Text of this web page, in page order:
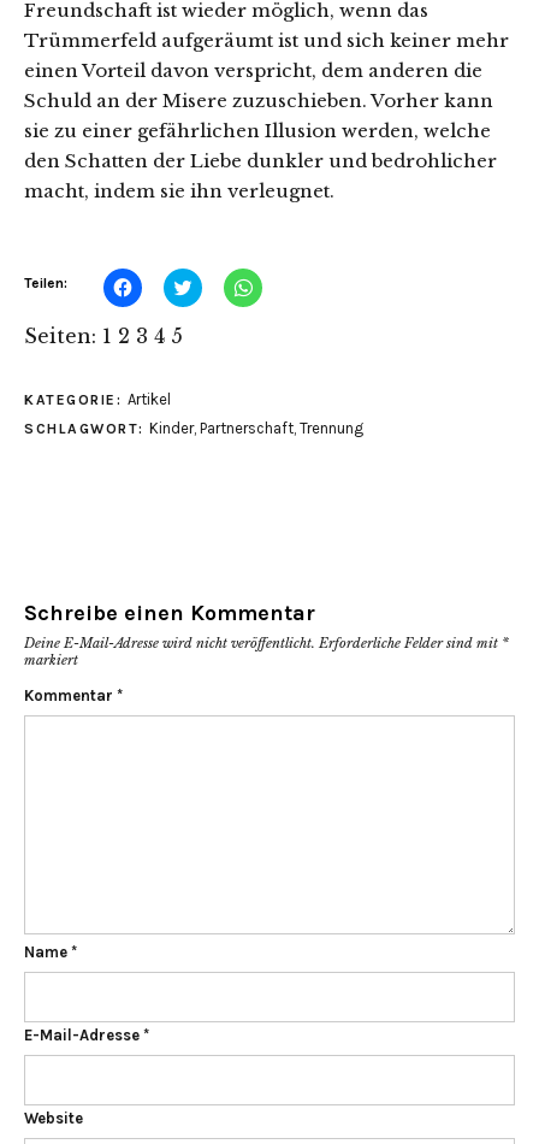
Freundschaft ist wieder möglich, wenn das
Trümmerfeld aufgeräumt ist und sich keiner mehr
einen Vorteil davon verspricht, dem anderen die
Schuld an der Misere zuzuschieben. Vorher kann
sie zu einer gefährlichen Illusion werden, welche
den Schatten der Liebe dunkler und bedrohlicher
macht, indem sie ihn verleugnet.
Teilen: Klick,
um
Facebook
zu
in
neuem
Fenster
geöffnet)
Klick,
um
Fenster
geöffnet)
Klicken,
um
Fenster
geöffnet)
Seiten: 1 2 3 4 5
KATEGORIE: Artikel
SCHLAGWORT: Kinder, Partnerschaft Trennung
Schreibe einen Kommentar
Deine E-Mail-Adresse wird nicht veröffentlicht. Erforderliche Felder sind mit *
markiert
Kommentar *
Name *
E-Mail-Adresse *
Website